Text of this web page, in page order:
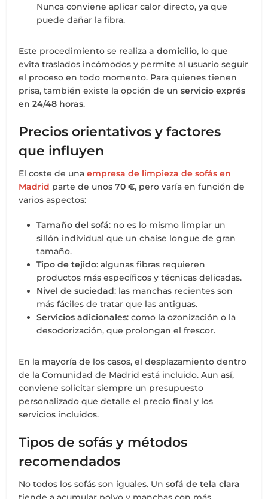
Nunca conviene aplicar calor directo, ya que
puede dañar la fibra.
Este procedimiento se realizaa domicilio, lo que
evita traslados incómodos y permite al usuario seguir
el proceso en todo momento. Para quienes tienen
prisa, también existe la opción de unservicio exprés
en 24/48 horas.
Precios orientativos y factores
que influyen
El coste de unaempresa de limpieza de sofás en
Madrid parte de unos70 €, pero varía en función de
varios aspectos:
Tamaño del sofá: no es lo mismo limpiar un
sillón individual que un chaise longue de gran
tamaño.
Tipo de tejido: algunas fibras requieren
productos más específicos y técnicas delicadas.
Nivel de suciedad: las manchas recientes son
más fáciles de tratar que las antiguas.
Servicios adicionales: como la ozonización o la
desodorización, que prolongan el frescor.
En la mayoría de los casos, el desplazamiento dentro
de la Comunidad de Madrid está incluido. Aun así,
conviene solicitar siempre un presupuesto
personalizado que detalle el precio final y los
servicios incluidos.
Tipos de sofás y métodos
recomendados
No todos los sofás son iguales. Unsofá de tela clara